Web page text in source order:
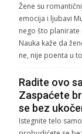
Žene su
emocija i ljubavi
nego što planirate
Nauka kaže da
ne, nije poenta u
Radite ovo
Zaspaćete
se bez
Istegnite telo